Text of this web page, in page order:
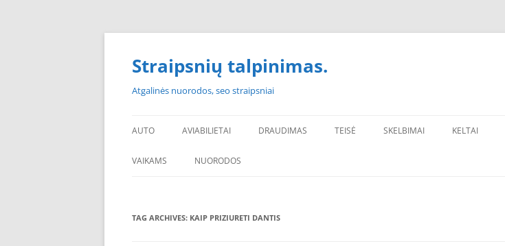
Skip
Straipsnių talpinimas.
Atgalinės nuorodos, seo straipsniai
AUTO AVIABILIETAI DRAUDIMAS TEISĖ SKELBIMAI KELTAI
VAIKAMS NUORODOS
PADANGOS PIGIAU
TAG ARCHIVES: KAIP PRIZIURETI DANTIS